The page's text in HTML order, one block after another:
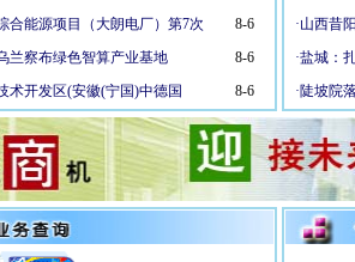
合能源项目（大朗电厂）第7次
8-6
兰察布绿色智算产业基地
8-6
术开发区(安徽(宁国)中德国 8-6
·山西昔
·盐城：
·陡坡院